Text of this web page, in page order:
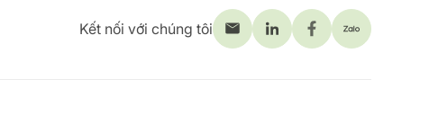
Kết nối với chúng tôi